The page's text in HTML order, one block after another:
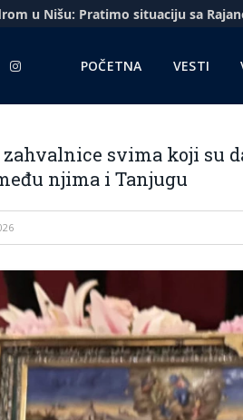
Instagram POČETNA VESTI
svima koji su
njima i Tanjugu